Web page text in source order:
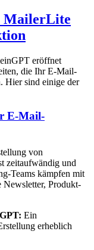
MailerLite
eröffnet
die Ihr E-Mail-
Hier sind einige der
E-Mail-
von
zeitaufwändig und
Teams kämpfen mit
Newsletter, Produkt-
Ein
erheblich